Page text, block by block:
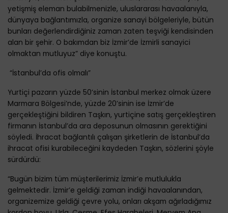
yetişmiş eleman bulabilmenizle, uluslararası havaalanıyla,
dünyaya bağlantımızla, organize sanayi bölgeleriyle, bütün
bunları değerlendirdiğiniz zaman zaten teşviği kendisinden
alan bir şehir. O bakımdan biz İzmir’de İzmirli sanayici
olmaktan mutluyuz” diye konuştu.
“İstanbul’da ofis olmalı”
Yurtiçi pazarın yüzde 50’sinin İstanbul merkez olmak üzere
Marmara Bölgesi’nde, yüzde 20’sinin ise İzmir’de
gerçekleştiğini bildiren Taşkın, yurtiçine satış gerçekleştiren
firmanın İstanbul’da ara deposunun olmasının gerektiğini
söyledi. İhracat bağlantılı çalışan şirketlerin de İstanbul’da
ihracat ofisi kurabileceğini kaydeden Taşkın, sözlerini şöyle
sürdürdü:
“Bugün bizim tüm müşterilerimiz İzmir’e mutlulukla
gelmektedir. İzmir’e geldiği zaman indiği havaalanından,
organizemize geldiği çevre yolu, onları akşam ağırladığımız